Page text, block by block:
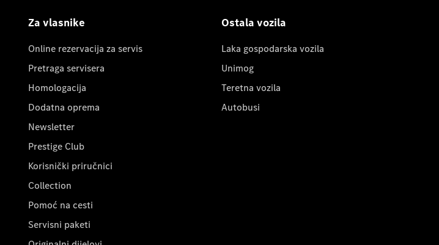
Za vlasnike
Online rezervacija za servis
Pretraga servisera
Homologacija
Dodatna oprema
Newsletter
Prestige Club
Korisnički priručnici
Collection
Pomoć na cesti
Servisni paketi
Ostala vozila
Laka gospodarska vozila
Unimog
Teretna vozila
Autobusi